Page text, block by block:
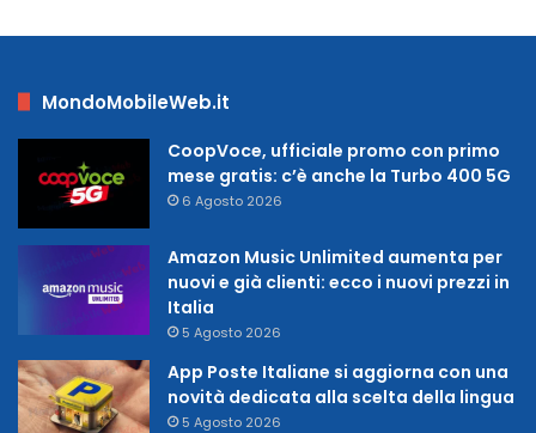
MondoMobileWeb.it
CoopVoce, ufficiale promo con primo
mese gratis: c’è anche la Turbo 400 5G
6 Agosto 2026
Amazon Music Unlimited aumenta per
nuovi e già clienti: ecco i nuovi prezzi in
Italia
5 Agosto 2026
App Poste Italiane si aggiorna con una
novità dedicata alla scelta della lingua
5 Agosto 2026